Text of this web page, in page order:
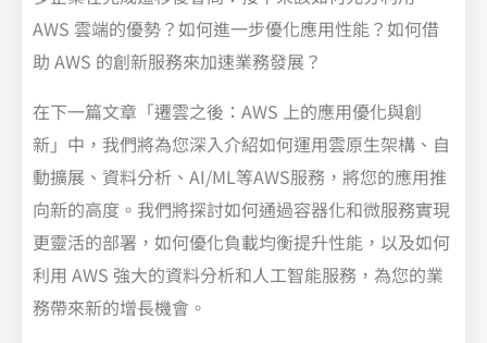
AWS 雲端的優勢？如何進一步優化應用性能？如何借
助 AWS 的創新服務來加速業務發展？
在下一篇文章「遷雲之後：AWS 上的應用優化與創
新」中，我們將為您深入介紹如何運用雲原生架構、自
動擴展、資料分析、AI/ML等AWS服務，將您的應用推
向新的高度。我們將探討如何通過容器化和微服務實現
更靈活的部署，如何優化負載均衡提升性能，以及如何
利用 AWS 強大的資料分析和人工智能服務，為您的業
務帶來新的增長機會。